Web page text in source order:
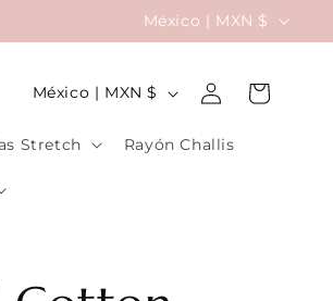
Seguimiento a tu Pedido
a
í
/
México | MXN $
Stretch Rayón Challis
í
México | MXN $
sesión
Carrito